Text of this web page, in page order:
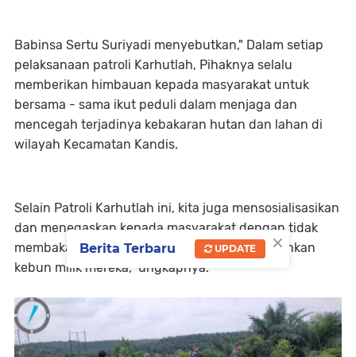
Babinsa Sertu Suriyadi menyebutkan," Dalam setiap
pelaksanaan patroli Karhutlah, Pihaknya selalu
memberikan himbauan kepada masyarakat untuk
bersama - sama ikut peduli dalam menjaga dan
mencegah terjadinya kebakaran hutan dan lahan di
wilayah Kecamatan Kandis.
Selain Patroli Karhutlah ini, kita juga mensosialisasikan
dan menegaskan kepada masyarakat dengan tidak
membakar lahan atau kebun disaat membersihkan
kebun milik mereka," ungkapnya.
×
Berita Terbaru UPDATE